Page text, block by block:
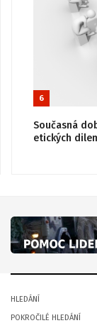
6
Současná
etických
HLEDÁNÍ
POKROČILÉ HLEDÁNÍ